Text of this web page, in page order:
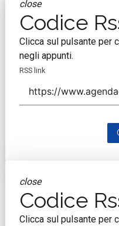
close
Codice
Clicca sul pulsante per
negli appunti.
RSS link
close
Codice
Clicca sul pulsante per